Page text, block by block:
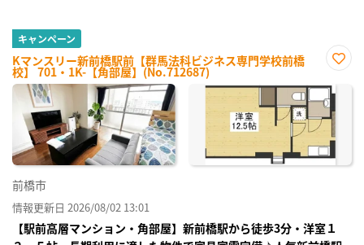
キャンペーン
Kマンスリー新前橋駅前【群馬法科ビジネス専門学校前橋
校】 701・1K-【角部屋】(No.712687)
に入
り登
録
前橋市
情報更新日 2026/08/02 13:01
【駅前高層マンション・角部屋】新前橋駅から徒歩3分・洋室１